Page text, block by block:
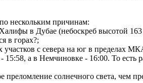
нескольким причинам:
в Дубае (небоскреб высотой
в горах?;
участков с севера на юг в
а в Немчиновке - 16:00. То
солнечного света, чем